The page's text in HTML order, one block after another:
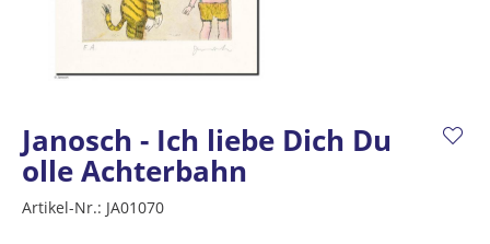
Janosch - Ich liebe Dich Du
olle Achterbahn
Artikel-Nr.: JA01070